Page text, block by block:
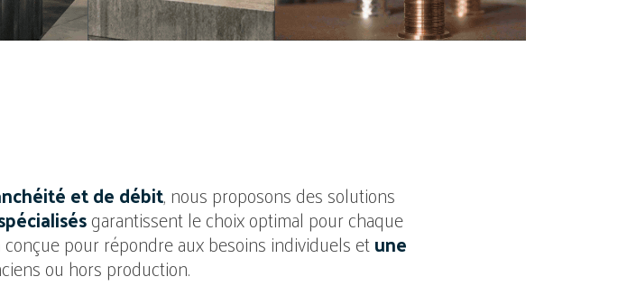
et de débit, nous proposons des solutions
garantissent le choix optimal pour chaque
conçue pour répondre aux besoins individuels etune
ou hors production.